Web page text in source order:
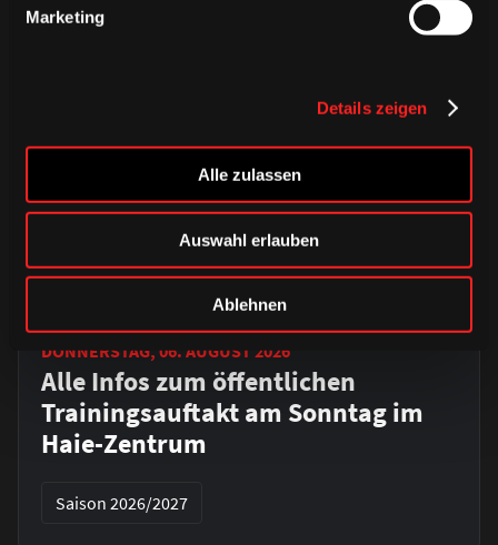
Marketing
Details zeigen
Alle zulassen
Auswahl erlauben
Ablehnen
DONNERSTAG, 06. AUGUST 2026
Alle Infos zum öffentlichen
Trainingsauftakt am Sonntag im
Haie-Zentrum
Saison 2026/2027